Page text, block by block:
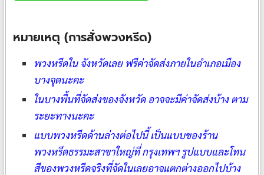
หมายเหตุ (การสั่งพวงหรีด)
พวงหรีดใน จังหวัดเลย ฟรีค่าจัดส่งภายในอำเภอเมือง
บางจุดนะคะ
ในบางพื้นที่จัดส่งของจังหวัด อาจจะมีค่าจัดส่งบ้าง ตาม
ระยะทางนะคะ
แบบพวงหรีดด้านล่างต่อไปนี้ เป็นแบบของร้าน
พวงหรีดธรรมะสาขาใหญ่ที่ กรุงเทพฯ รูปแบบและโทน
สีของพวงหรีดจริงที่จัดในเลยอาจแตกต่างออกไปบ้าง